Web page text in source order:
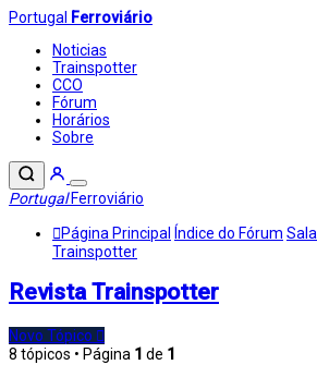
Portugal
Ferroviário
Noticias
Trainspotter
CCO
Fórum
Horários
Sobre
PortugalFerroviário
Página Principal
Índice do Fórum
Trainspotter
Revista Trainspotter
Novo Tópico
8 tópicos • Página 1 de 1